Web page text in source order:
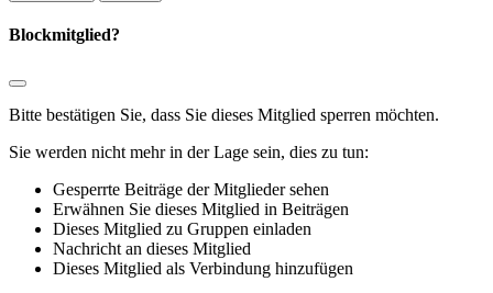
Blockmitglied?
Bitte bestätigen Sie, dass Sie dieses Mitglied sperren möchten.
Sie werden nicht mehr in der Lage sein, dies zu tun:
Gesperrte Beiträge der Mitglieder sehen
Erwähnen Sie dieses Mitglied in Beiträgen
Dieses Mitglied zu Gruppen einladen
Nachricht an dieses Mitglied
Dieses Mitglied als Verbindung hinzufügen